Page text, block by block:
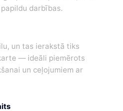
darbības.
un tas ierakstā tiks
— ideāli piemērots
un ceļojumiem ar